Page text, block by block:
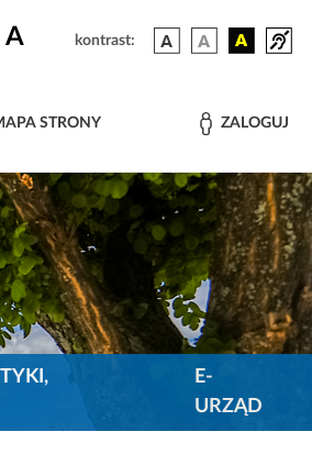
A kontrast:
STRONY ZALOGUJ
E-
URZĄD